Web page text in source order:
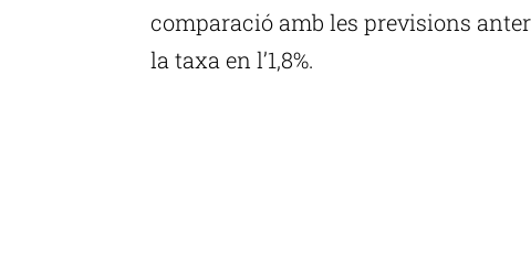
comparació amb les previsions
la taxa en l’1,8%.